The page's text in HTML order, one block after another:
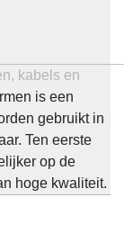
kabels en
is een
gebruikt in
Ten eerste
op de
hoge kwaliteit.